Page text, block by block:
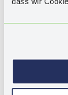
Covid, Long
Zertifiziert
für DACH